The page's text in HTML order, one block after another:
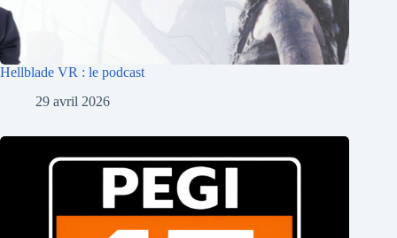
Hellblade VR : le podcast
29 avril 2026